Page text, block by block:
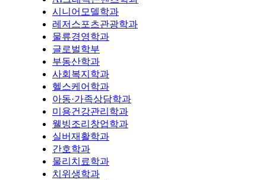
시니어모델학과
레저스포츠관광학과
물류경영학과
글로벌학부
부동산학과
사회복지학과
헬스케어학과
아동·가족상담학과
미용건강관리학과
웰빙조리창업학과
실버재활학과
간호학과
물리치료학과
치위생학과